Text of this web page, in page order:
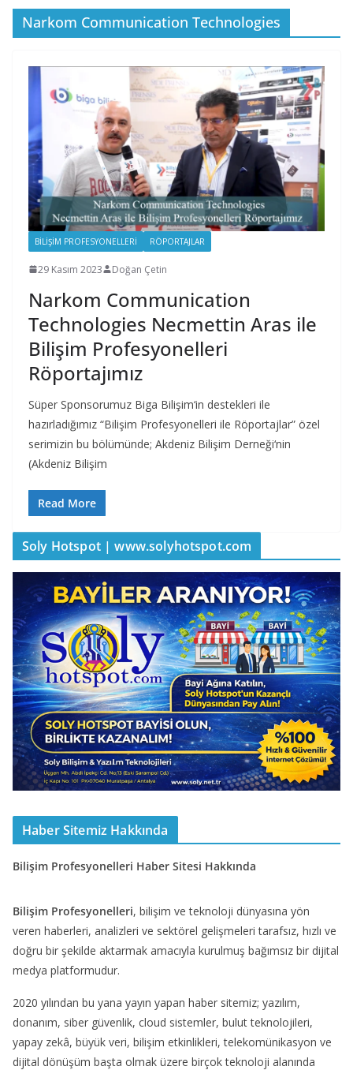
Narkom Communication Technologies
BILIŞIM PROFESYONELLERI RÖPORTAJLAR
29 Kasım 2023 Doğan Çetin
Narkom Communication
Technologies Necmettin Aras ile
Bilişim Profesyonelleri
Röportajımız
Süper Sponsorumuz Biga Bilişim‘in destekleri ile
hazırladığımız “Bilişim Profesyonelleri ile Röportajlar” özel
serimizin bu bölümünde; Akdeniz Bilişim Derneği‘nin
(Akdeniz Bilişim
Read More
Soly Hotspot | www.solyhotspot.com
Haber Sitemiz Hakkında
Bilişim Profesyonelleri Haber Sitesi Hakkında
Bilişim Profesyonelleri, bilişim ve teknoloji dünyasına yön
veren haberleri, analizleri ve sektörel gelişmeleri tarafsız, hızlı ve
doğru bir şekilde aktarmak amacıyla kurulmuş bağımsız bir dijital
medya platformudur.
2020 yılından bu yana yayın yapan haber sitemiz; yazılım,
donanım, siber güvenlik, cloud sistemler, bulut teknolojileri,
yapay zekâ, büyük veri, bilişim etkinlikleri, telekomünikasyon ve
dijital dönüşüm başta olmak üzere birçok teknoloji alanında